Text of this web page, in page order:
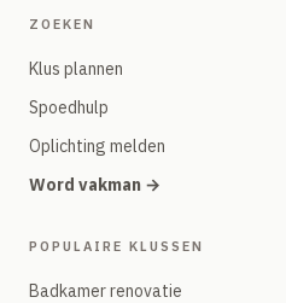
ZOEKEN
Klus plannen
Spoedhulp
Oplichting melden
Word vakman →
POPULAIRE KLUSSEN
Badkamer renovatie